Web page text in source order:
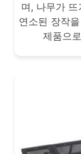
며, 나무가
연소된 장작
제품으